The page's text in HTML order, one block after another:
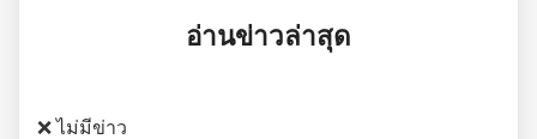
อ่านข่าวล่าสุด
❌ ไม่มีข่าว